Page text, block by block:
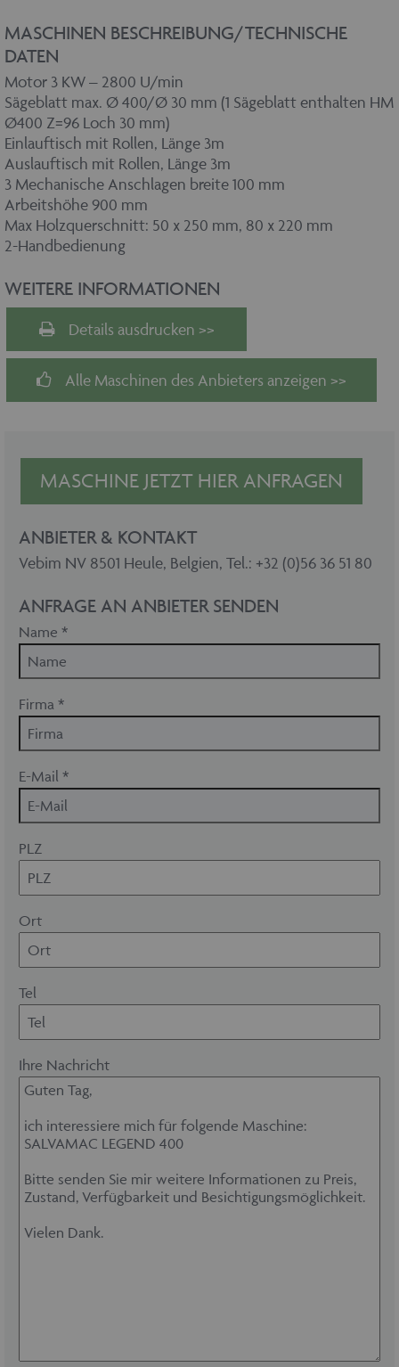
MASCHINEN BESCHREIBUNG/TECHNISCHE
DATEN
Motor 3 KW – 2800 U/min
Sägeblatt max. Ø 400/Ø 30 mm (1 Sägeblatt enthalten HM
Ø400 Z=96 Loch 30 mm)
Einlauftisch mit Rollen, Länge 3m
Auslauftisch mit Rollen, Länge 3m
3 Mechanische Anschlagen breite 100 mm
Arbeitshöhe 900 mm
Max Holzquerschnitt: 50 x 250 mm, 80 x 220 mm
2-Handbedienung
WEITERE INFORMATIONEN
Details ausdrucken >>
Alle Maschinen des Anbieters anzeigen >>
MASCHINE JETZT HIER ANFRAGEN
ANBIETER & KONTAKT
Vebim NV 8501 Heule, Belgien, Tel.: +32 (0)56 36 51 80
ANFRAGE AN ANBIETER SENDEN
Name *
Firma *
E-Mail *
PLZ
Ort
Tel
Ihre Nachricht